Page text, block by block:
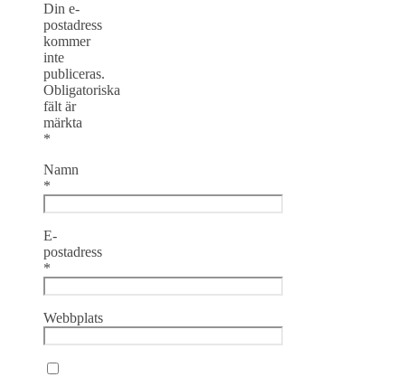
Din e-
postadress
kommer
inte
publiceras.
Obligatoriska
fält är
märkta
*
Namn
*
E-
postadress
*
Webbplats